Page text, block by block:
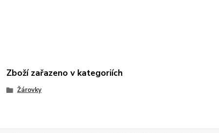
Zboží zařazeno v kategoriích
Žárovky